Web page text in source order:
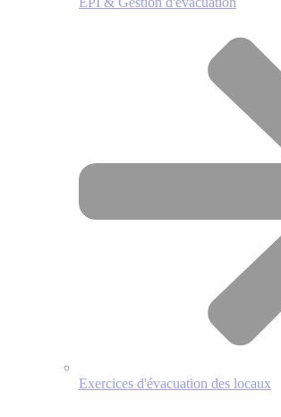
Exercices d'évacuation des locaux